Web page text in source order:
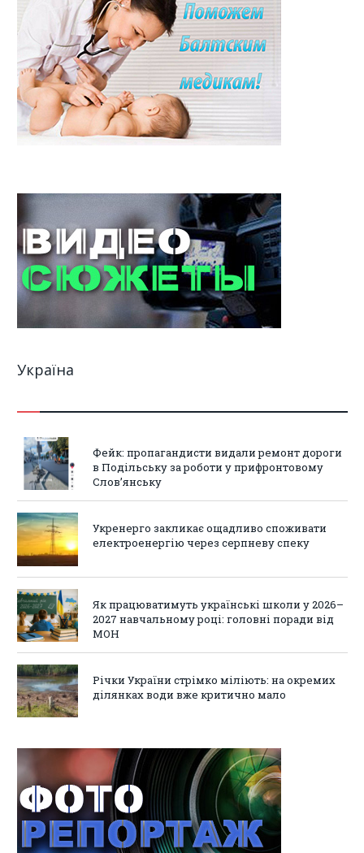
Україна
Фейк: пропагандисти видали ремонт дороги
в Подільську за роботи у прифронтовому
Слов’янську
Укренерго закликає ощадливо споживати
електроенергію через серпневу спеку
Як працюватимуть українські школи у 2026–
2027 навчальному році: головні поради від
МОН
Річки України стрімко міліють: на окремих
ділянках води вже критично мало